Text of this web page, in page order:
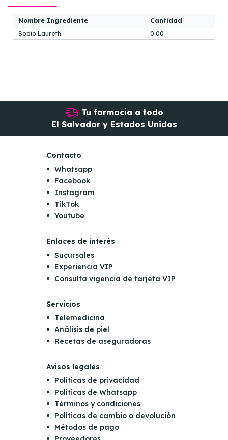
Nombre Ingrediente
Cantidad
Sodio Laureth
0.00
Tu farmacia a todo
El Salvador y Estados Unidos
Contacto
Whatsapp
Facebook
Instagram
TikTok
Youtube
Enlaces de interés
Sucursales
Experiencia VIP
Consulta vigencia de tarjeta VIP
Servicios
Telemedicina
Análisis de piel
Recetas de aseguradoras
Avisos legales
Políticas de privacidad
Políticas de Whatsapp
Términos y condiciones
Políticas de cambio o devolución
Métodos de pago